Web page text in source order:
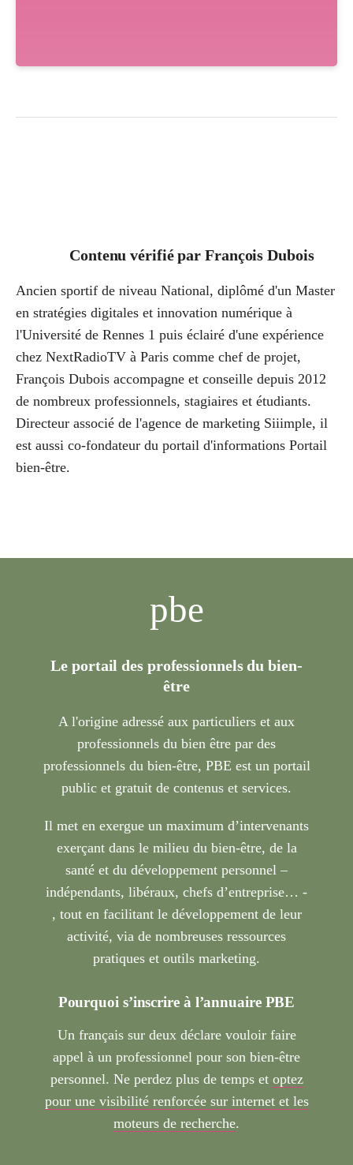
Contenu vérifié par François Dubois
Ancien sportif de niveau National, diplômé d'un Master
en stratégies digitales et innovation numérique à
l'Université de Rennes 1 puis éclairé d'une expérience
chez NextRadioTV à Paris comme chef de projet,
François Dubois accompagne et conseille depuis 2012
de nombreux professionnels, stagiaires et étudiants.
Directeur associé de l'agence de marketing Siiimple, il
est aussi co-fondateur du portail d'informations Portail
bien-être.
pbe
Le portail des professionnels du bien-
être
A l'origine adressé aux particuliers et aux
professionnels du bien être par des
professionnels du bien-être, PBE est un portail
public et gratuit de contenus et services.
Il met en exergue un maximum d’intervenants
exerçant dans le milieu du bien-être, de la
santé et du développement personnel –
indépendants, libéraux, chefs d’entreprise… -
, tout en facilitant le développement de leur
activité, via de nombreuses ressources
pratiques et outils marketing.
Pourquoi s’inscrire à l’annuaire PBE
Un français sur deux déclare vouloir faire
appel à un professionnel pour son bien-être
personnel. Ne perdez plus de temps et optez
pour une visibilité renforcée sur internet et les
moteurs de recherche.